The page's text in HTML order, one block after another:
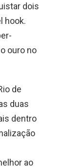
dois
hook.
ouro no
de
duas
dentro
ao